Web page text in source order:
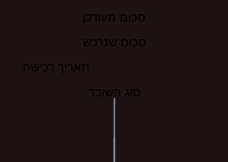
סכום מעודכן
סכום שנרכש
תאריך רכישה
סוג השובר